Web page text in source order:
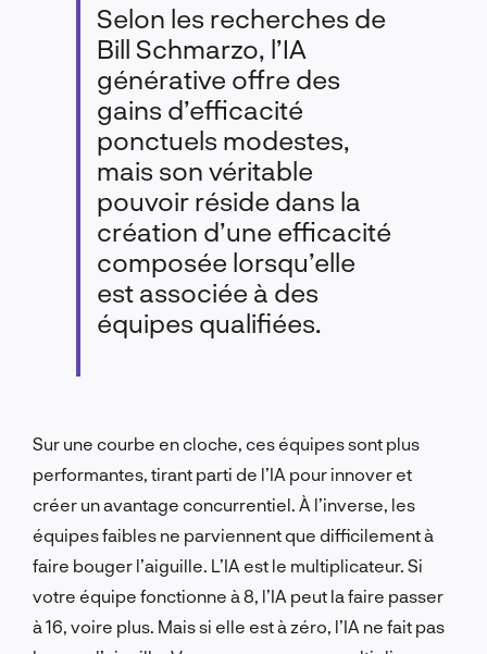
Selon les recherches de
Bill Schmarzo, l’IA
générative offre des
gains d’efficacité
ponctuels modestes,
mais son véritable
pouvoir réside dans la
création d’une efficacité
composée lorsqu’elle
est associée à des
équipes qualifiées.
Sur une courbe en cloche, ces équipes sont plus
performantes, tirant parti de l’IA pour innover et
créer un avantage concurrentiel. À l’inverse, les
équipes faibles ne parviennent que difficilement à
faire bouger l’aiguille. L’IA est le multiplicateur. Si
votre équipe fonctionne à 8, l’IA peut la faire passer
à 16, voire plus. Mais si elle est à zéro, l’IA ne fait pas